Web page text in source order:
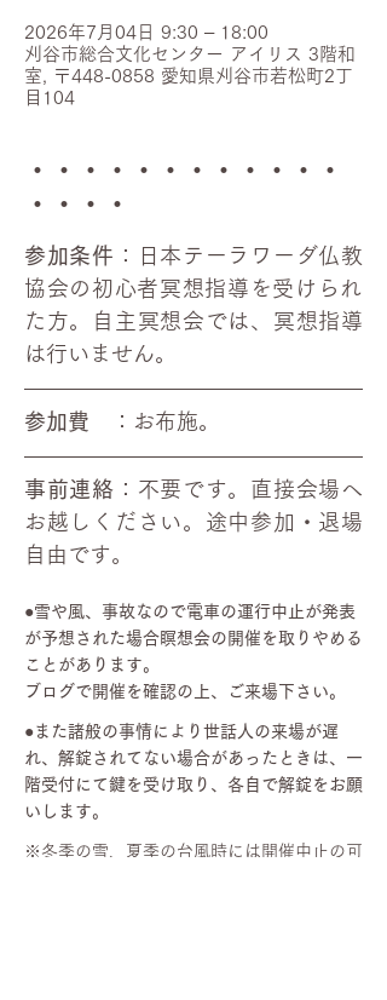
2026年7月04日 9:30 – 18:00
刈谷市総合文化センター アイリス 3階和
室, 〒448-0858 愛知県刈谷市若松町2丁
目104
・・・・・・・・・・・・
・・・・
参加条件 ：日本テーラワーダ仏教
協会の初心者​冥想指導を受けられ
た方。自主冥想会では、冥想指導
は行いません。
参加費 ：お布施。
事前連絡 ：不要です。直接会場へ
お越しください。途中参加・退場
自由です。
●雪や風、事故なので電車の運行中止が発表
が予想された場合瞑想会の開催を取りやめる
ことがあります。
ブログで開催を確認の上、ご来場下さい。
●また諸般の事情により世話人の来場が遅
れ、解錠されてない場合があったときは、一
階受付にて鍵を受け取り、各自で解錠をお願
いします。
※冬季の雪、夏季の台風時には開催中止の可